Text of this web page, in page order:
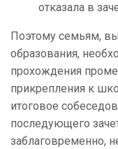
отказала в
Поэтому семьям,
образования,
прохождения
прикрепления к
итоговое
последующего
заблаговременно,